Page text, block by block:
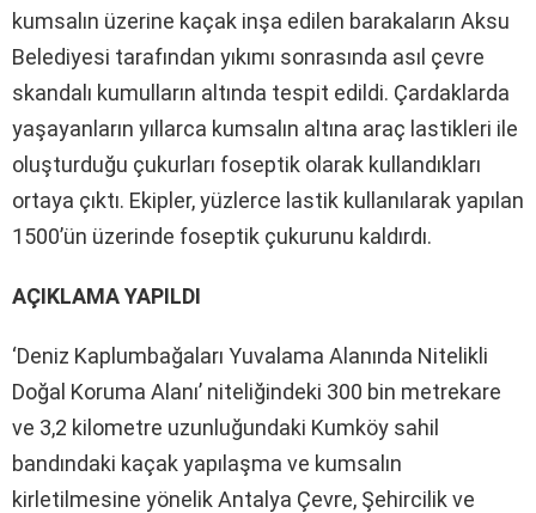
kumsalın üzerine kaçak inşa edilen barakaların Aksu
Belediyesi tarafından yıkımı sonrasında asıl çevre
skandalı kumulların altında tespit edildi. Çardaklarda
yaşayanların yıllarca kumsalın altına araç lastikleri ile
oluşturduğu çukurları foseptik olarak kullandıkları
ortaya çıktı. Ekipler, yüzlerce lastik kullanılarak yapılan
1500’ün üzerinde foseptik çukurunu kaldırdı.
AÇIKLAMA YAPILDI
‘Deniz Kaplumbağaları Yuvalama Alanında Nitelikli
Doğal Koruma Alanı’ niteliğindeki 300 bin metrekare
ve 3,2 kilometre uzunluğundaki Kumköy sahil
bandındaki kaçak yapılaşma ve kumsalın
kirletilmesine yönelik Antalya Çevre, Şehircilik ve